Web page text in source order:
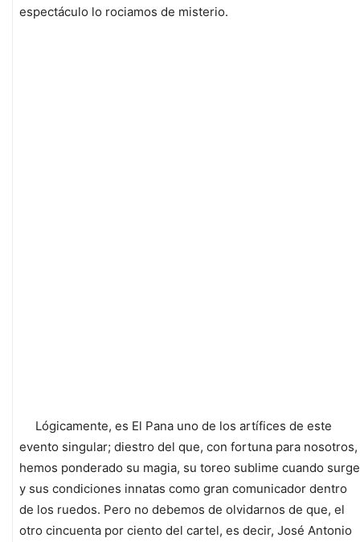
espectáculo lo rociamos de misterio.
Lógicamente, es El Pana uno de los artífices de este
evento singular; diestro del que, con fortuna para nosotros,
hemos ponderado su magia, su toreo sublime cuando surge
y sus condiciones innatas como gran comunicador dentro
de los ruedos. Pero no debemos de olvidarnos de que, el
otro cincuenta por ciento del cartel, es decir, José Antonio